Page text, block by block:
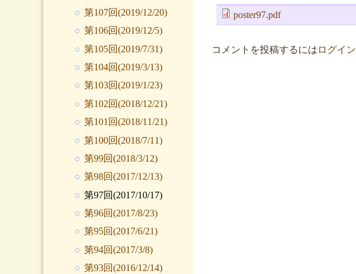
第107回(2019/12/20)
第106回(2019/12/5)
第105回(2019/7/31)
第104回(2019/3/13)
第103回(2019/1/23)
第102回(2018/12/21)
第101回(2018/11/21)
第100回(2018/7/11)
第99回(2018/3/12)
第98回(2017/12/13)
第97回(2017/10/17)
第96回(2017/8/23)
第95回(2017/6/21)
第94回(2017/3/8)
第93回(2016/12/14)
poster97.pdf
コメントを投稿するには ログイン